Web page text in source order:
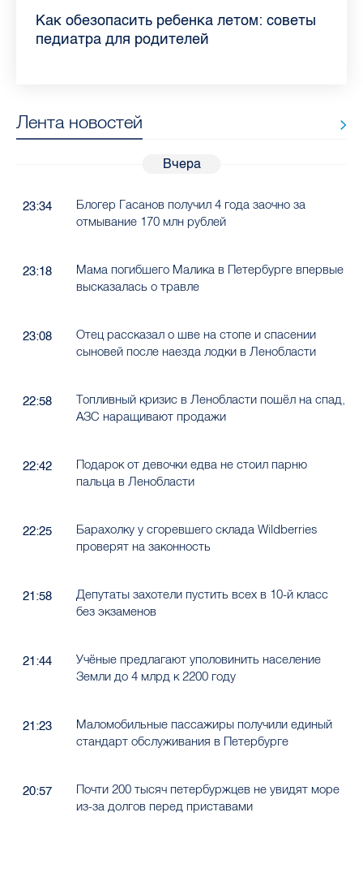
Прививки, анализы и личная гигиена:
врач Елизаветинской больницы
Как обезопасить ребенка летом: советы
педиатра для родителей
Проходные баллы в вузах СПб — 2026:
где самый высокий и самый низкий
Врач назвала неожиданные причины
воспаления ахиллова сухожилия летом
Декрет без потери дохода: эксперт
рассказала о возможностях для
Что такое рассеянный склероз: невролог
Елизаветинской больницы ответила на
Бамбл с вишней и лимонад с имбирем:
какие напитки можно приготовить дома
"Производители расслабились": глава
“Общественного контроля” — о качестве
Лента новостей
Вчера
23:34
Блогер Гасанов получил 4 года заочно за
отмывание 170 млн рублей
23:18
Мама погибшего Малика в Петербурге впервые
высказалась о травле
23:08
Отец рассказал о шве на стопе и спасении
сыновей после наезда лодки в Ленобласти
22:58
Топливный кризис в Ленобласти пошёл на спад,
АЗС наращивают продажи
22:42
Подарок от девочки едва не стоил парню
пальца в Ленобласти
22:25
Барахолку у сгоревшего склада Wildberries
проверят на законность
21:58
Депутаты захотели пустить всех в 10-й класс
без экзаменов
21:44
Учёные предлагают уполовинить население
Земли до 4 млрд к 2200 году
21:23
Маломобильные пассажиры получили единый
стандарт обслуживания в Петербурге
20:57
Почти 200 тысяч петербуржцев не увидят море
из-за долгов перед приставами